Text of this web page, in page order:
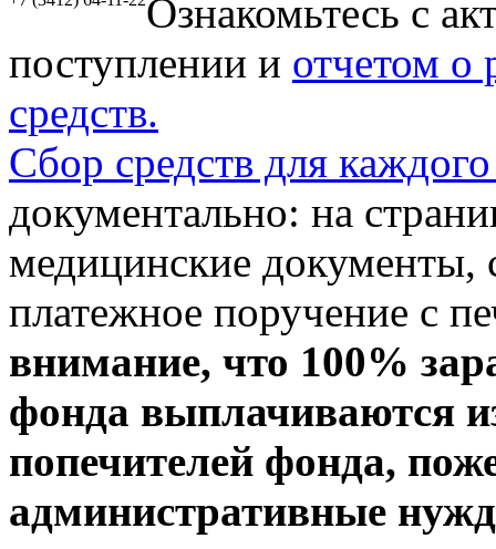
Ознакомьтесь с
поступлении и отчетом о
средств.
Сбор средств для
документально: на
медицинские документы,
платежное поручение с
внимание, что 100%
фонда выплачиваются
попечителей фонда,
административные